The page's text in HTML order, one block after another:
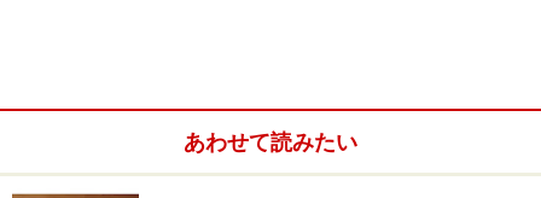
常温備蓄食材ってどれくらいの量があれば
いいの？
あわせて読みたい